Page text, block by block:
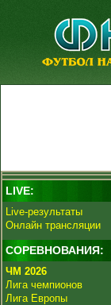
LIVE:
Live-результаты
Онлайн трансляции
СОРЕВНОВАНИЯ:
ЧМ 2026
Лига чемпионов
Лига Европы